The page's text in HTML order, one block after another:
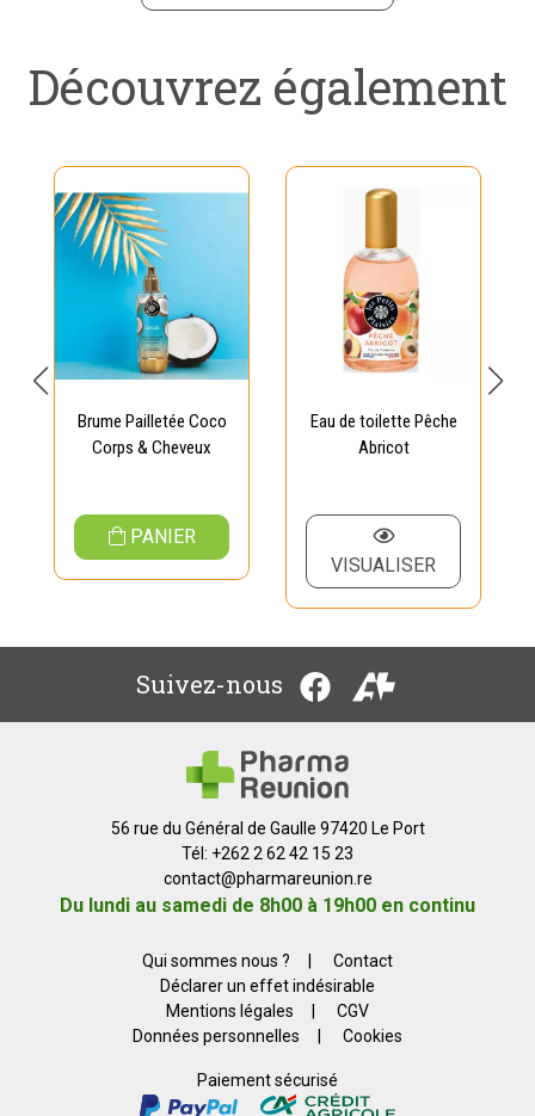
Découvrez également
Brume Pailletée Coco
Corps & Cheveux
PANIER
Eau de toilette Pêche
Abricot
VISUALISER
Suivez-nous
56 rue du Général de Gaulle 97420 Le Port
Tél: +262 2 62 42 15 23
contact@pharmareunion.re
Du lundi au samedi de 8h00 à 19h00 en continu
Qui sommes nous ? |
Contact
Déclarer un effet indésirable
Mentions légales
|
CGV
Données personnelles
| Cookies
Paiement sécurisé